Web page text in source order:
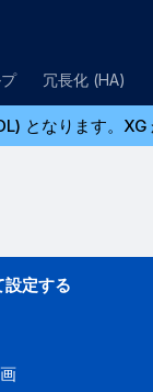
冗長化 (HA)
なります。
設定する